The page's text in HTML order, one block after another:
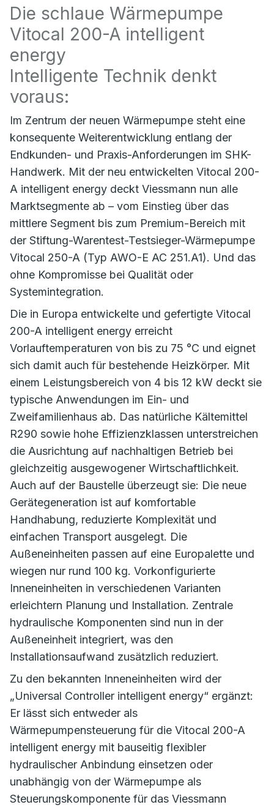
Die schlaue Wärmepumpe
Vitocal 200-A intelligent
energy
Intelligente Technik denkt
voraus:
Im Zentrum der neuen Wärmepumpe steht eine
konsequente Weiterentwicklung entlang der
Endkunden- und Praxis-Anforderungen im SHK-
Handwerk. Mit der neu entwickelten Vitocal 200-
A intelligent energy deckt Viessmann nun alle
Marktsegmente ab – vom Einstieg über das
mittlere Segment bis zum Premium-Bereich mit
der Stiftung-Warentest-Testsieger-Wärmepumpe
Vitocal 250-A (Typ AWO-E AC 251.A1). Und das
ohne Kompromisse bei Qualität oder
Systemintegration.
Die in Europa entwickelte und gefertigte Vitocal
200-A intelligent energy erreicht
Vorlauftemperaturen von bis zu 75 °C und eignet
sich damit auch für bestehende Heizkörper. Mit
einem Leistungsbereich von 4 bis 12 kW deckt sie
typische Anwendungen im Ein- und
Zweifamilienhaus ab. Das natürliche Kältemittel
R290 sowie hohe Effizienzklassen unterstreichen
die Ausrichtung auf nachhaltigen Betrieb bei
gleichzeitig ausgewogener Wirtschaftlichkeit.
Auch auf der Baustelle überzeugt sie: Die neue
Gerätegeneration ist auf komfortable
Handhabung, reduzierte Komplexität und
einfachen Transport ausgelegt. Die
Außeneinheiten passen auf eine Europalette und
wiegen nur rund 100 kg. Vorkonfigurierte
Inneneinheiten in verschiedenen Varianten
erleichtern Planung und Installation. Zentrale
hydraulische Komponenten sind nun in der
Außeneinheit integriert, was den
Installationsaufwand zusätzlich reduziert.
Zu den bekannten Inneneinheiten wird der
„Universal Controller intelligent energy“ ergänzt:
Er lässt sich entweder als
Wärmepumpensteuerung für die Vitocal 200-A
intelligent energy mit bauseitig flexibler
hydraulischer Anbindung einsetzen oder
unabhängig von der Wärmepumpe als
Steuerungskomponente für das Viessmann